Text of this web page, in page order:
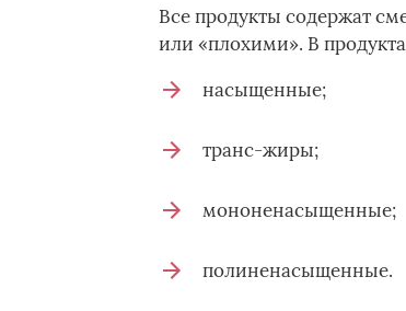
Все продукты содержат
или «плохими». В
насыщенные;
транс-жиры;
мононенасыщенные;
полиненасыщенные.